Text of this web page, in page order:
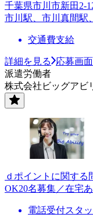
千葉県市川市新田2-
市川駅、市川真間駅
交通費支給
詳細を見る
応募画
派遣労働者
株式会社ビッグアビ
ｄポイントに関する
OK20名募集／在宅
電話受付スタ